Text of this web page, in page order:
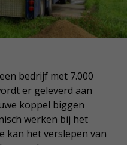
bedrijf met 7.000
er geleverd aan
koppel biggen
werken bij het
kan het verslepen van